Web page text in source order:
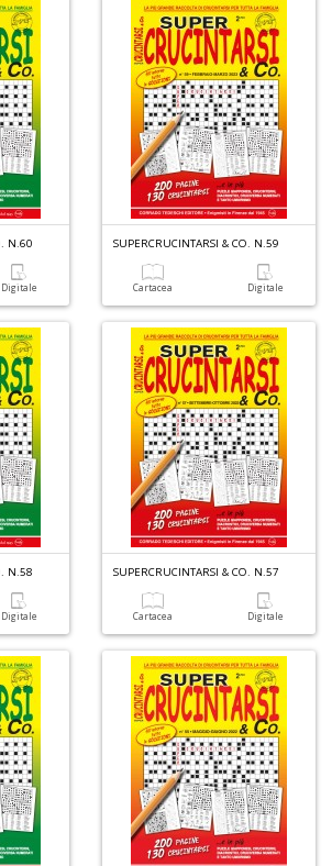
N.60
Digitale
SUPERCRUCINTARSI & CO. N.59
Cartacea Digitale
N.58
Digitale
SUPERCRUCINTARSI & CO. N.57
Cartacea Digitale